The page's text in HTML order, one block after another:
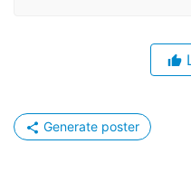
的学生以外，其他专业的
计行业唯一的合法凭证。
随着国家对资格证的管理
了会计从业资格证这一证书
Generate poster